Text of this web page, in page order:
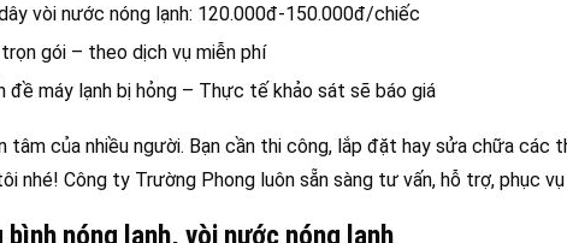
vòi nước nóng lạnh: 120.000đ-150.000đ/chiếc
gói – theo dịch vụ miễn phí
đề máy lạnh bị hỏng – Thực tế khảo sát sẽ báo giá
tâm của nhiều người. Bạn cần thi công, lắp đặt hay sửa chữa các
nhé! Công ty Trường Phong luôn sẵn sàng tư vấn, hỗ trợ, phục
nóng lạnh, vòi nước nóng lạnh